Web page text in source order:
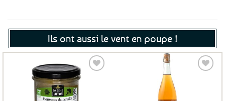
Ils ont aussi le vent en poupe !